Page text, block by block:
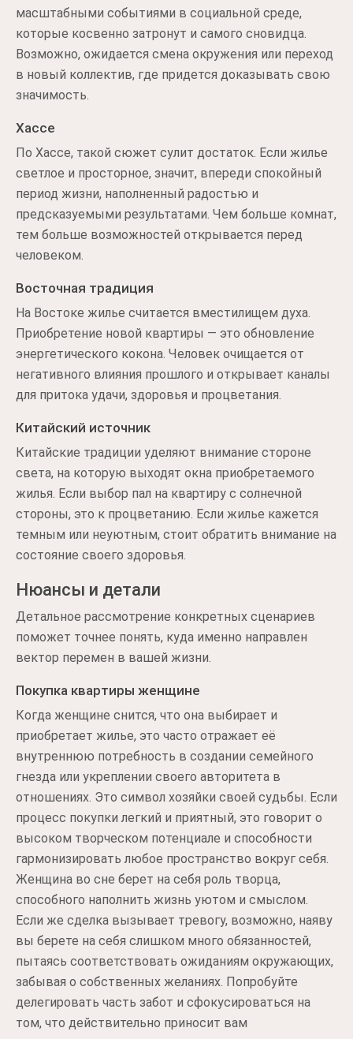
масштабными событиями в социальной среде,
которые косвенно затронут и самого сновидца.
Возможно, ожидается смена окружения или переход
в новый коллектив, где придется доказывать свою
значимость.
Хассе
По Хассе, такой сюжет сулит достаток. Если жилье
светлое и просторное, значит, впереди спокойный
период жизни, наполненный радостью и
предсказуемыми результатами. Чем больше комнат,
тем больше возможностей открывается перед
человеком.
Восточная традиция
На Востоке жилье считается вместилищем духа.
Приобретение новой квартиры — это обновление
энергетического кокона. Человек очищается от
негативного влияния прошлого и открывает каналы
для притока удачи, здоровья и процветания.
Китайский источник
Китайские традиции уделяют внимание стороне
света, на которую выходят окна приобретаемого
жилья. Если выбор пал на квартиру с солнечной
стороны, это к процветанию. Если жилье кажется
темным или неуютным, стоит обратить внимание на
состояние своего здоровья.
Нюансы и детали
Детальное рассмотрение конкретных сценариев
поможет точнее понять, куда именно направлен
вектор перемен в вашей жизни.
Покупка квартиры женщине
Когда женщине снится, что она выбирает и
приобретает жилье, это часто отражает её
внутреннюю потребность в создании семейного
гнезда или укреплении своего авторитета в
отношениях. Это символ хозяйки своей судьбы. Если
процесс покупки легкий и приятный, это говорит о
высоком творческом потенциале и способности
гармонизировать любое пространство вокруг себя.
Женщина во сне берет на себя роль творца,
способного наполнить жизнь уютом и смыслом.
Если же сделка вызывает тревогу, возможно, наяву
вы берете на себя слишком много обязанностей,
пытаясь соответствовать ожиданиям окружающих,
забывая о собственных желаниях. Попробуйте
делегировать часть забот и сфокусироваться на
том, что действительно приносит вам